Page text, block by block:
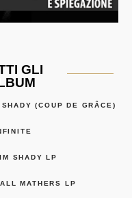
GLI
(COUP DE GRÂCE)
SHADY LP
MATHERS LP